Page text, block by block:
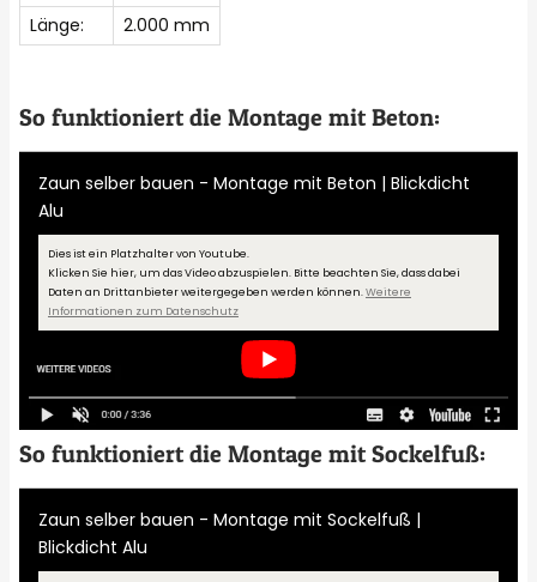
Länge:
2.000 mm
So funktioniert die Montage mit Beton:
Zaun selber bauen - Montage mit Beton | Blickdicht
Alu
Dies ist ein Platzhalter von Youtube.
Klicken Sie hier, um das Video abzuspielen. Bitte beachten Sie, dass dabei
Daten an Drittanbieter weitergegeben werden können.Weitere
Informationen zum Datenschutz
So funktioniert die Montage mit Sockelfuß:
Zaun selber bauen - Montage mit Sockelfuß |
Blickdicht Alu